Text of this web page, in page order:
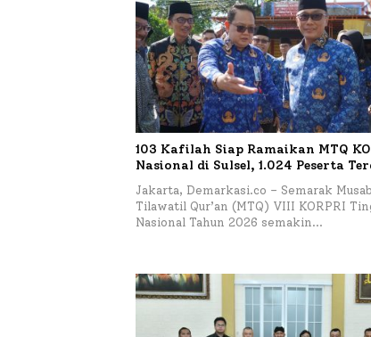
103 Kafilah Siap Ramaikan MTQ
Nasional di Sulsel, 1.024 Peserta
Jakarta, Demarkasi.co – Semarak
Tilawatil Qur’an (MTQ) VIII KORPRI
Nasional Tahun 2026 semakin…